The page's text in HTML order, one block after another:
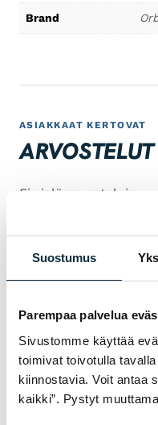
Suostumus
Parempaa palvelua
Sivustomme käyttää
toimivat toivotulla
kiinnostavia. Voit antaa
kaikki”. Pystyt
Brand
ASIAKKAAT KERTOVAT
ARVOSTELUT
Ei vielä arvosteluja —
KIRJOITA
Arvosanasi * 1/5 2/5